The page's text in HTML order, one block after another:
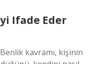
Ifade Eder
kavramı, kişinin